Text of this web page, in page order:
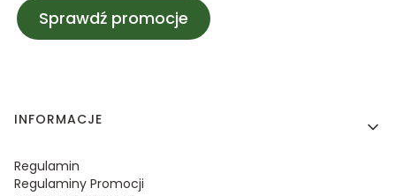
Sprawdź promocje
Linki w stopce
INFORMACJE
Regulamin
Regulaminy Promocji